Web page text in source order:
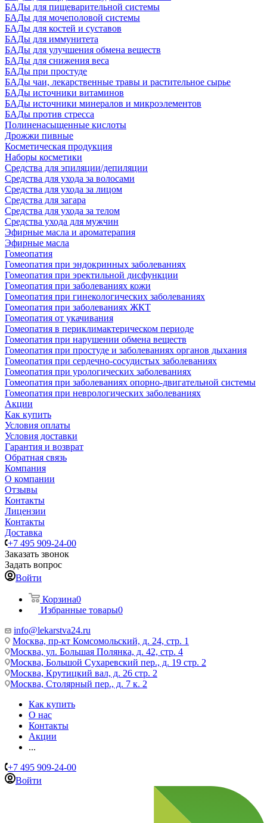
БАДы для пищеварительной системы
БАДы для мочеполовой системы
БАДы для костей и суставов
БАДы для иммунитета
БАДы для улучшения обмена веществ
БАДы для снижения веса
БАДы при простуде
БАДы чаи, лекарственные травы и растительное сырье
БАДы источники витаминов
БАДы источники минералов и микроэлементов
БАДы против стресса
Полиненасыщенные кислоты
Дрожжи пивные
Косметическая продукция
Наборы косметики
Средства для эпиляции/депиляции
Средства для ухода за волосами
Средства для ухода за лицом
Средства для загара
Средства для ухода за телом
Средства ухода для мужчин
Эфирные масла и ароматерапия
Эфирные масла
Гомеопатия
Гомеопатия при эндокринных заболеваниях
Гомеопатия при эректильной дисфункции
Гомеопатия при заболеваниях кожи
Гомеопатия при гинекологических заболеваниях
Гомеопатия при заболеваниях ЖКТ
Гомеопатия от укачивания
Гомеопатия в периклимактерическом периоде
Гомеопатия при нарушении обмена веществ
Гомеопатия при простуде и заболеваниях органов дыхания
Гомеопатия при сердечно-сосудистых заболеваниях
Гомеопатия при урологических заболеваниях
Гомеопатия при заболеваниях опорно-двигательной системы
Гомеопатия при неврологических заболеваниях
Акции
Как купить
Условия оплаты
Условия доставки
Гарантия и возврат
Обратная связь
Компания
О компании
Отзывы
Контакты
Лицензии
Контакты
Доставка
+7 495 909-24-00
Заказать звонок
Задать вопрос
Войти
Корзина0
Избранные товары0
info@lekarstva24.ru
Москва, пр-кт Комсомольский, д. 24, стр. 1
Москва, ул. Большая Полянка, д. 42, стр. 4
Москва, Большой Сухаревский пер., д. 19 стр. 2
Москва, Крутицкий вал, д. 26 стр. 2
Москва, Столярный пер., д. 7 к. 2
Как купить
О нас
Контакты
Акции
...
+7 495 909-24-00
Войти